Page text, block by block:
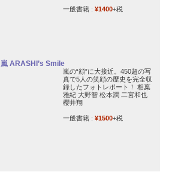
一般書籍 : ¥1400+税
嵐 ARASHI’s Smile
嵐の“顔”に大接近。450超の写
真で5人の笑顔の歴史を完全収
録したフォトレポート！ 相葉
雅紀 大野智 松本潤 二宮和也
櫻井翔
一般書籍 : ¥1500+税